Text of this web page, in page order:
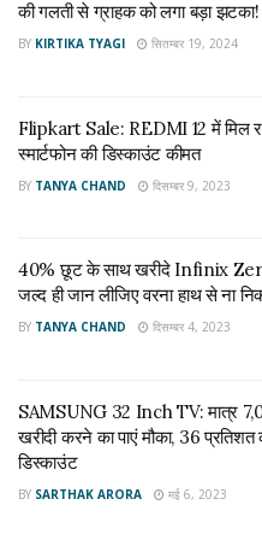
₹52,999
सेल के दौरान HDFC, ICICI और
इंस्टेंट छूट मिल रही है। इसके
अतिरिक्त बोनस भी दिया जा रहा
हर घंटे बदल रही हैं डील्स
स्टॉक’ अलर्ट भी दिखाई देने लगे हैं,
तेजी से बिक रहे हैं।
खरीदारी से पहले इन बातों
की गलती से ग्राहक को लगा बड़ा झटका!
BY KIRTIKA TYAGI सितम्बर 19, 2024
Flipkart Sale: REDMI 12 में मिल
स्मार्टफोन की डिस्काउंट कीमत
BY TANYA CHAND दिसम्बर 9, 2023
40% छूट के साथ खरीदे Infinix
जल्द ही जान लीजिए वरना हाथ से ना
BY TANYA CHAND दिसम्बर 4, 2023
SAMSUNG 32 Inch TV: मात्र
खरीदी करने का पाएं मौका, 36 प्रतिशत
डिस्काउंट
BY SARTHAK ARORA मई 6, 2023